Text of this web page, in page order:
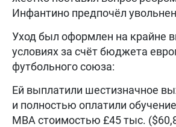
Инфантино предпочёл
Уход был оформлен на крайне
условиях за счёт бюджета
футбольного союза:
Ей выплатили шестизначное
и полностью оплатили
MBA стоимостью £45 тыс.